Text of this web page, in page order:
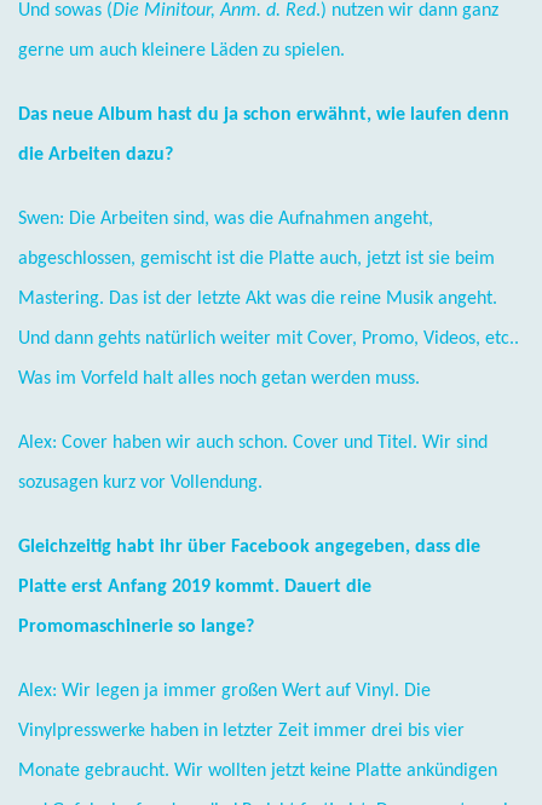
Und sowas (Die Minitour, Anm. d. Red.) nutzen wir dann ganz
gerne um auch kleinere Läden zu spielen.
Das neue Album hast du ja schon erwähnt, wie laufen denn
die Arbeiten dazu?
Swen: Die Arbeiten sind, was die Aufnahmen angeht,
abgeschlossen, gemischt ist die Platte auch, jetzt ist sie beim
Mastering. Das ist der letzte Akt was die reine Musik angeht.
Und dann gehts natürlich weiter mit Cover, Promo, Videos, etc..
Was im Vorfeld halt alles noch getan werden muss.
Alex: Cover haben wir auch schon. Cover und Titel. Wir sind
sozusagen kurz vor Vollendung.
Gleichzeitig habt ihr über Facebook angegeben, dass die
Platte erst Anfang 2019 kommt. Dauert die
Promomaschinerie so lange?
Alex: Wir legen ja immer großen Wert auf Vinyl. Die
Vinylpresswerke haben in letzter Zeit immer drei bis vier
Monate gebraucht. Wir wollten jetzt keine Platte ankündigen